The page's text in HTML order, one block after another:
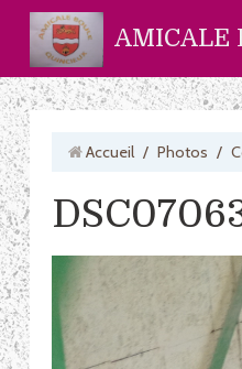
AMICALE
Accueil / Photos /